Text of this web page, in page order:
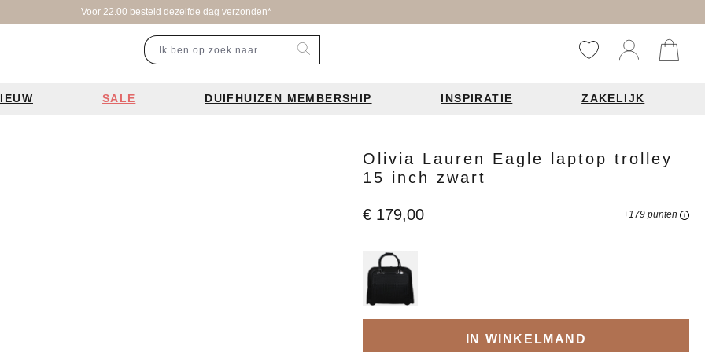
Voor 22.00 besteld dezelfde dag verzonden*
SALE DUIFHUIZEN MEMBERSHIP INSPIRATIE ZAKELIJK
Reistassen Accessoires Fashion items
Bruiloft trends 2026
De leukste Bag Charms
Losse schouderbanden
Olivia Lauren Eagle laptop trolley
15 inch zwart
€ 179,00 +179 punten
IN WINKELMAND